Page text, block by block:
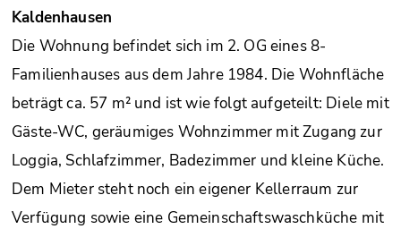
Kaldenhausen
Die Wohnung befindet sich im 2. OG eines 8-
Familienhauses aus dem Jahre 1984. Die Wohnfläche
beträgt ca. 57 m² und ist wie folgt aufgeteilt: Diele mit
Gäste-WC, geräumiges Wohnzimmer mit Zugang zur
Loggia, Schlafzimmer, Badezimmer und kleine Küche.
Dem Mieter steht noch ein eigener Kellerraum zur
Verfügung sowie eine Gemeinschaftswaschküche mit